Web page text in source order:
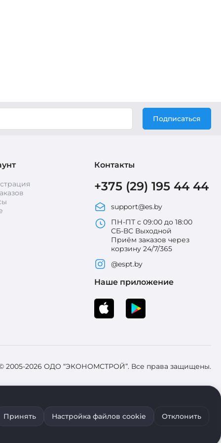
Подписаться
Контакты
+375 (29) 195 44 44
support@es.by
ПН-ПТ с 09:00 до 18:00
СБ-ВС Выходной
Приём заказов через
корзину 24/7/365
@espt.by
Наше приложение
2005-2026 ОДО “ЭКОНОМСТРОЙ”. Все права защищены.
Брестский областной исполнительный комитет 31
cookie воспользуйтесь соответствующими настройками
Принять Настройка файлов cookie Отклонить